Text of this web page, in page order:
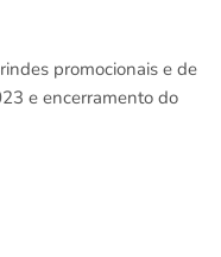
promocionais e de
e encerramento do